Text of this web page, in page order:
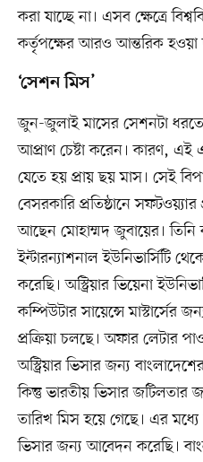
করা যাচ্ছে না। এসব ক্ষেত্রে
কর্তৃপক্ষের আরও আন্তরিক হওয়া
‘সেশন মিস’
জুন-জুলাই মাসের সেশনটা
আপ্রাণ চেষ্টা করেন। কারণ,
যেতে হয় প্রায় ছয় মাস। সেই
বেসরকারি প্রতিষ্ঠানে
আছেন মোহাম্মদ জুবায়ের।
ইন্টারন্যাশনাল ইউনিভার্সিটি
করেছি। অস্ট্রিয়ার ভিয়েনা
কম্পিউটার সায়েন্সে মাস্টার্সের
প্রক্রিয়া চলছে। অফার লেটার
অস্ট্রিয়ার ভিসার জন্য
কিন্তু ভারতীয় ভিসার জটিলতার
তারিখ মিস হয়ে গেছে। এর মধ্যে
ভিসার জন্য আবেদন করেছি।